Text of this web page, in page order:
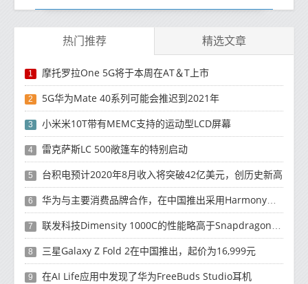
热门推荐 精选文章
1 摩托罗拉One 5G将于本周在AT＆T上市
2 5G华为Mate 40系列可能会推迟到2021年
3 小米米10T带有MEMC支持的运动型LCD屏幕
4 雷克萨斯LC 500敞篷车的特别启动
5 台积电预计2020年8月收入将突破42亿美元，创历史新高
6 华为与主要消费品牌合作，在中国推出采用HarmonyOS 2.0的智能家居产品
7 联发科技Dimensity 1000C的性能略高于Snapdragon 765G
8 三星Galaxy Z Fold 2在中国推出，起价为16,999元
9 在AI Life应用中发现了华为FreeBuds Studio耳机